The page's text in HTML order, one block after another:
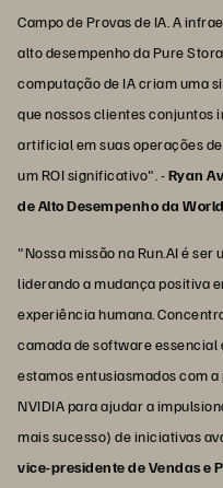
Campo de Provas de IA. A
alto desempenho da Pure
computação de IA criam uma
que nossos clientes
artificial em suas operações
um ROI significativo". -Ryan
de Alto Desempenho da
"Nossa missão na Run.AI é
liderando a mudança positiva
experiência humana.
camada de software
estamos entusiasmados com
NVIDIA para ajudar a
mais sucesso) de iniciativas
vice-presidente de Vendas e